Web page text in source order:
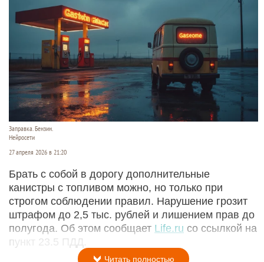
Заправка. Бензин.
Нейросети
27 апреля 2026 в 21:20
Брать с собой в дорогу дополнительные
канистры с топливом можно, но только при
строгом соблюдении правил. Нарушение грозит
штрафом до 2,5 тыс. рублей и лишением прав до
полугода. Об этом сообщает Life.ru со ссылкой на
пункт 23.5 ПДД.
Читать полностью